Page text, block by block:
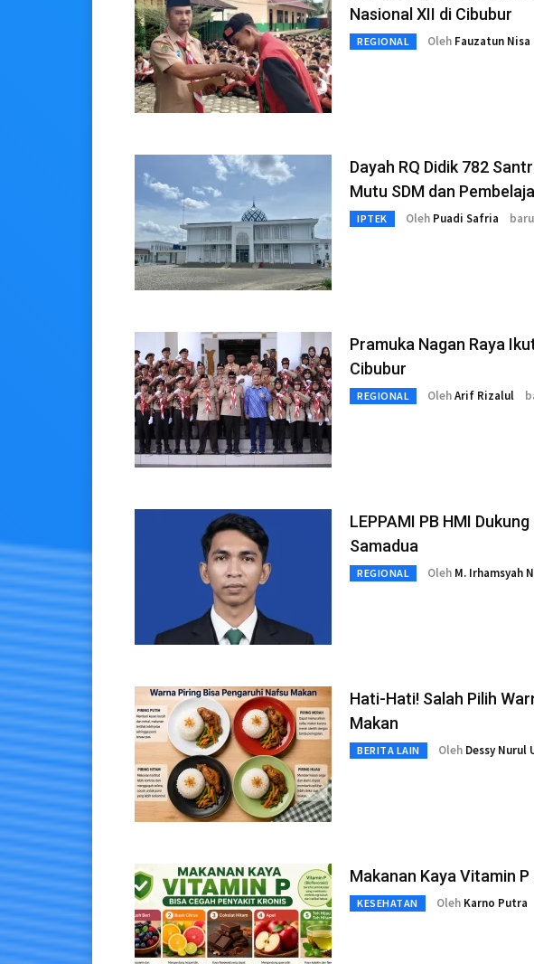
Nasional XII di Cibubur
REGIONAL Oleh Fauzatun Nisa
Dayah RQ Didik 782
Mutu SDM dan
IPTEK Oleh Puadi Safria
Pramuka Nagan Raya
Cibubur
REGIONAL OlehArif Rizalul
LEPPAMI PB HMI
Samadua
REGIONAL Oleh M. Irhamsyah
Hati-Hati! Salah Pilih
Makan
BERITA LAIN Oleh Dessy Nurul
Makanan Kaya Vitamin
KESEHATAN Oleh Karno Putra